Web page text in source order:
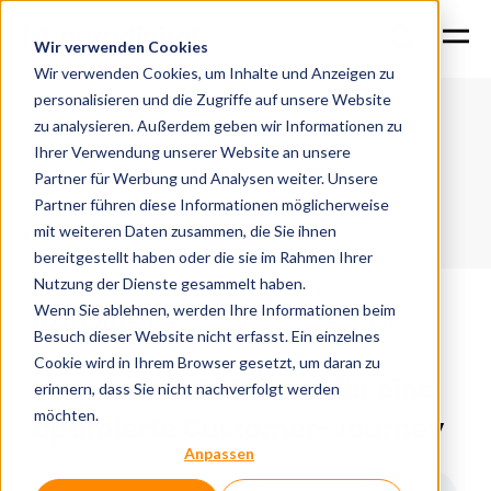
Wir verwenden Cookies
Wir verwenden Cookies, um Inhalte und Anzeigen zu
personalisieren und die Zugriffe auf unsere Website
zu analysieren. Außerdem geben wir Informationen zu
Ihrer Verwendung unserer Website an unsere
Partner für Werbung und Analysen weiter. Unsere
Partner führen diese Informationen möglicherweise
mit weiteren Daten zusammen, die Sie ihnen
bereitgestellt haben oder die sie im Rahmen Ihrer
Nutzung der Dienste gesammelt haben.
Wenn Sie ablehnen, werden Ihre Informationen beim
Besuch dieser Website nicht erfasst. Ein einzelnes
Cookie wird in Ihrem Browser gesetzt, um daran zu
erinnern, dass Sie nicht nachverfolgt werden
möchten.
Anpassen
Home
Hubspot als Schlüssel für eine
optimierte Customer-Journey
Zurück zur Übersicht
02.02.2025| #tools
Hubspot als Schlüssel für eine
optimierte Customer-Journey